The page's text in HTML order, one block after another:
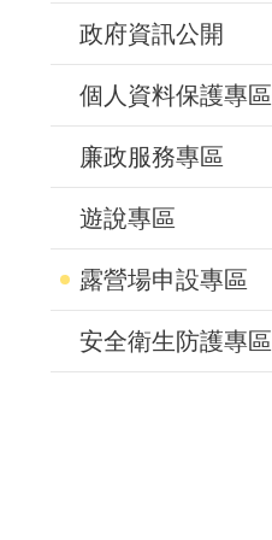
政府資訊公開
個人資料保護專區
廉政服務專區
遊說專區
露營場申設專區
安全衛生防護專區